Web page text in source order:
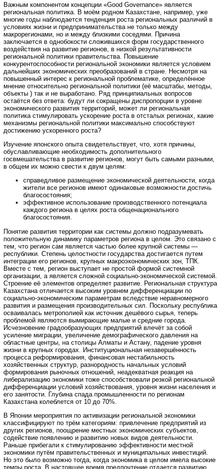
Важным компонентом концепции «Good Governance» является
региональная политика. В моём родном Казахстане, например, уже
многие годы наблюдается тенденция роста региональных различий в
условиях жизни и предпринимательства не только между
макрорегионами, но и между близкими соседями. Причина
заключается в однобокости сложившихся форм государственного
воздействия на развитие регионов, в низкой результативности
региональной политики правительства. Повышение
конкурентоспособности региональной экономики является условием
дальнейших экономических преобразований в стране. Несмотря на
повышенный интерес к региональной проблематике, определённое
мнение относительно региональной политики (её масштабы, методы,
объекты ) так и не выработано. Ряд принципиальных вопросов
остаётся без ответа: будут ли сокращены диспропорции в уровне
экономического развития территорий, может ли региональная
политика стимулировать ускорение роста в отсталых регионах, какие
механизмы региональной политики максимально способствуют
достижению ускоренного роста?
Изучение японского опыта свидетельствует, что, хотя причины,
обуславливающие необходимость дополнительного
госвмешательства в развитие регионов, могут быть самыми разными,
в общем их можно свести к двум целям:
справедливое размещение экономической деятельности, когда
жители все регионов имеют одинаковые возможности достичь
благосостояния;
эффективное использование производственного потенциала
каждого региона в целях роста общенационального
благосостояния.
Понятие развития территории как системы должно подразумевать
положительную динамику параметров региона в целом. Это связано с
тем, что регион сам является частью более крупной системы —
республики. Степень целостности государства достигается путем
интеграции его регионов, крупных макроэкономических зон, ТПК.
Вместе с тем, регион выступает не простой формой системной
организации, а является сложной социально-экономической системой.
Строение её элементов определяет развитие. Региональная структура
Казахстана отличается высоким уровнем дифференциации по
социально-экономическим параметрам вследствие неравномерного
развития и размещения производительных сил. Поскольку республика
осваивалась метрополией как источник дешёвого сырья, теперь
проблемой являются вымирающие малые и средние города.
Исчезновение градообразующих предприятий влечёт за собой
усиление миграции, увеличение демографического давления на
областные центры, на столицы Алматы и Астану, падение уровня
жизни в крупных городах. Институциональная незавершённость
процесса реформирования, финансовая нестабильность
хозяйственных структур, разнородность начальных условий
формирования рыночных отношений, неадекватная реакция на
либерализацию экономики тоже способствовали резкой региональной
дифференциации условий хозяйствования, уровня жизни населения и
его занятости. Глубина спада промышленности по регионам
Казахстана колеблется от 10 до 70%.
В Японии мероприятия по активизации региональной экономики
классифицируют по трём категориям: привлечение предприятий из
других регионов, поощрение местных экономических субъектов,
содействие появлению и развитию новых видов деятельности.
Раньше прибегали к стимулированию эффективности местной
экономики путём правительственных и муниципальных инвестиций.
Но это было возможно тогда, когда экономика в целом имела высокие
темпы роста. В настоящее время предпочтение отдается развитию